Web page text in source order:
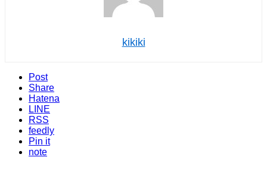
kikiki
Post
Share
Hatena
LINE
RSS
feedly
Pin it
note